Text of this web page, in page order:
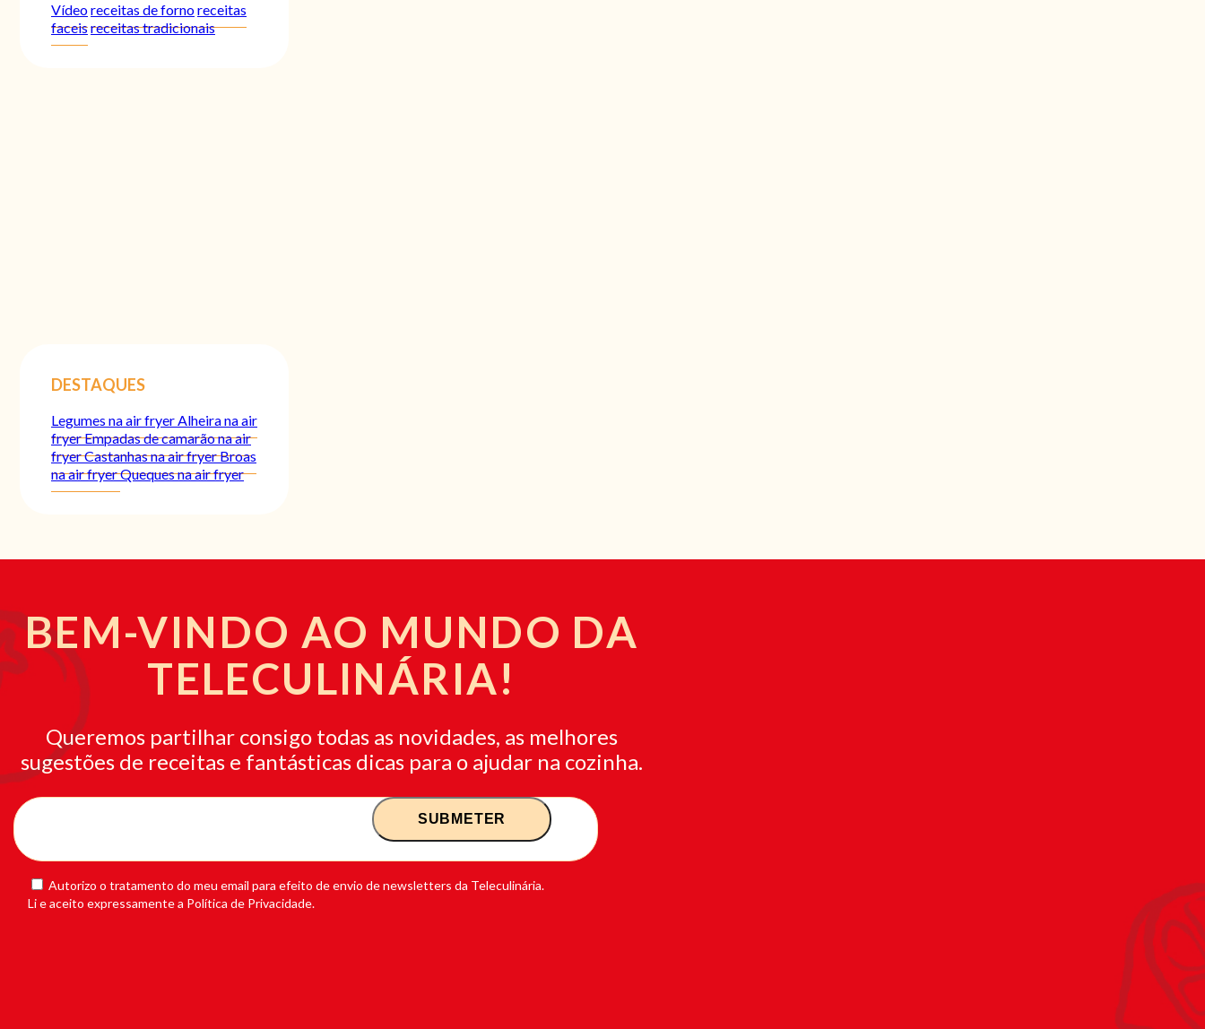
Vídeoreceitas de fornoreceitas
faceisreceitas tradicionais
DESTAQUES
Legumes na air fryerAlheira na air
fryerEmpadas de camarão na air
fryerCastanhas na air fryerBroas
na air fryerQueques na air fryer
BEM-VINDO AO MUNDO DA
TELECULINÁRIA!
Queremos partilhar consigo todas as novidades, as melhores
sugestões de receitas e fantásticas dicas para o ajudar na cozinha.
Autorizo o tratamento do meu email para efeito de envio de newsletters da Teleculinária.
Li e aceito expressamente a Política de Privacidade.